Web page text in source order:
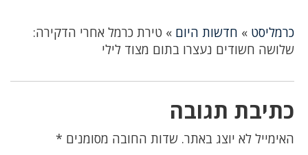
כרמליסט » חדשות היום » טירת כרמל אחרי הדקירה:
שלושה חשודים נעצרו בתום מצוד לילי
כתיבת תגובה
האימייל לא יוצג באתר. שדות החובה מסומנים *